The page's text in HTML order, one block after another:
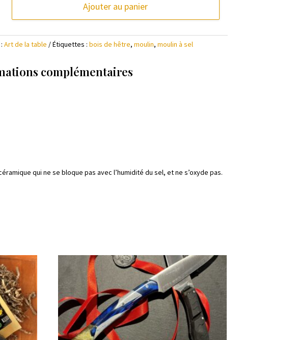
Ajouter au panier
Art de la table Étiquettes : bois de hêtre, moulin, moulin à sel
complémentaires
qui ne se bloque pas avec l’humidité du sel, et ne s’oxyde pas.